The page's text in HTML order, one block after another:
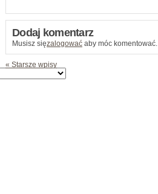
Dodaj komentarz
Musisz sięzalogować aby móc komentować.
« Starsze wpisy